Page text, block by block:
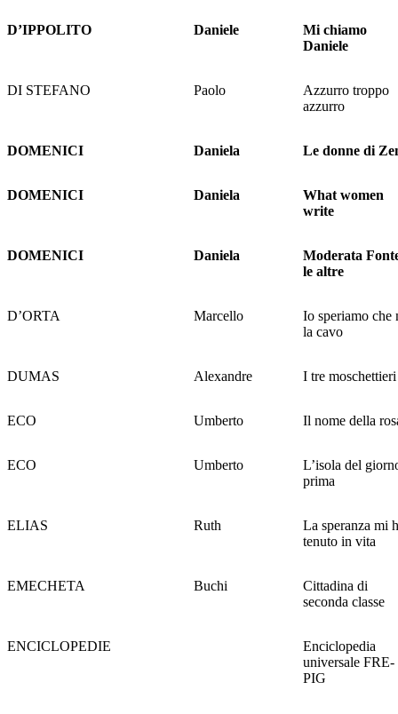
D’IPPOLITO Daniele
Mi chiamo
Daniele
DI STEFANO Paolo
Azzurro troppo
azzurro
DOMENICI Daniela Le donne di
DOMENICI Daniela
What women
write
DOMENICI Daniela
Moderata
le altre
D’ORTA Marcello
Io speriamo che
la cavo
DUMAS Alexandre I tre moschettieri
ECO Umberto Il nome della
ECO Umberto
L’isola del
prima
ELIAS Ruth
La speranza mi
tenuto in vita
EMECHETA Buchi
Cittadina di
seconda classe
ENCICLOPEDIE
Enciclopedia
universale FRE-
PIG